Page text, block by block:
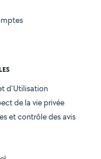
d'Utilisation
de la vie privée
et contrôle des avis